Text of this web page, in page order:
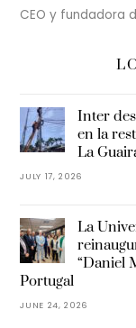
CEO y fundadora
Inter
en la
La
JULY 17, 2026
La
“Daniel
Portugal
JUNE 24, 2026